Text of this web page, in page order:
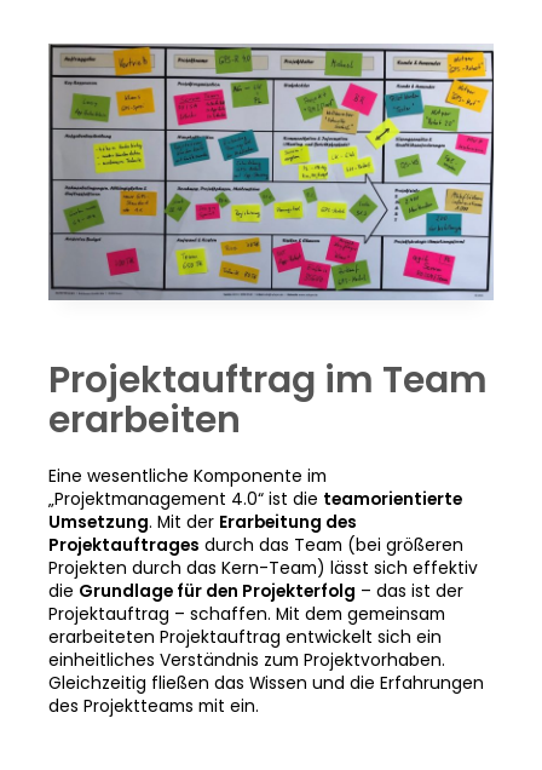
Projektauftrag im Team
erarbeiten
Eine wesentliche Komponente im
„Projektmanagement 4.0“ ist die teamorientierte
Umsetzung. Mit der Erarbeitung des
Projektauftrages durch das Team (bei größeren
Projekten durch das Kern-Team) lässt sich effektiv
die Grundlage für den Projekterfolg – das ist der
Projektauftrag – schaffen. Mit dem gemeinsam
erarbeiteten Projektauftrag entwickelt sich ein
einheitliches Verständnis zum Projektvorhaben.
Gleichzeitig fließen das Wissen und die Erfahrungen
des Projektteams mit ein.